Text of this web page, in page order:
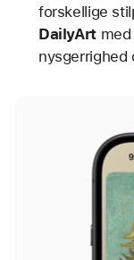
forskellige
DailyArtmed
nysgerrighed